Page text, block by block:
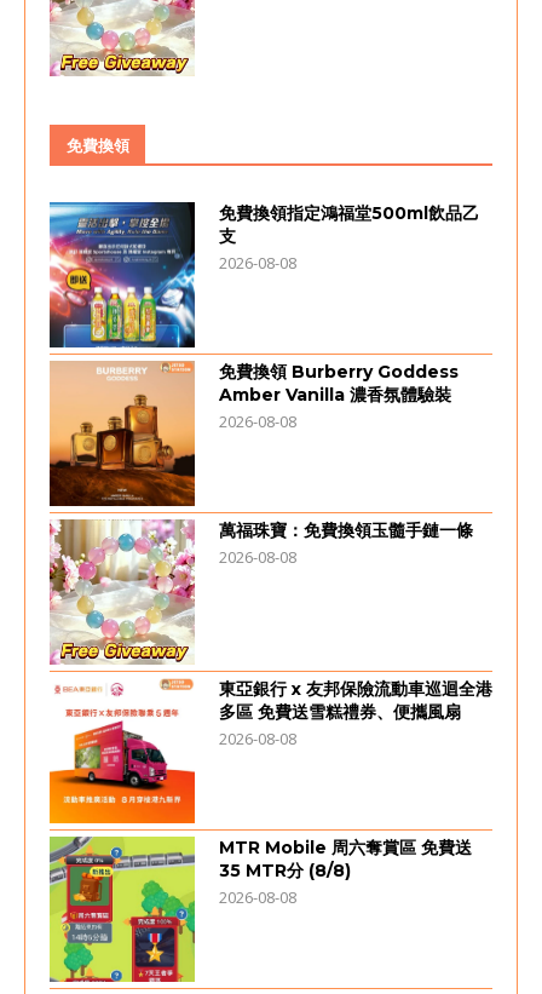
免費換領
免費換領指定鴻福堂500ml飲品乙
支
2026-08-08
免費換領 Burberry Goddess
Amber Vanilla 濃香氛體驗裝
2026-08-08
萬福珠寶：免費換領玉髓手鏈一條
2026-08-08
東亞銀行 x 友邦保險流動車巡迴全港
多區 免費送雪糕禮券、便攜風扇
2026-08-08
MTR Mobile 周六奪賞區 免費送
35 MTR分 (8/8)
2026-08-08